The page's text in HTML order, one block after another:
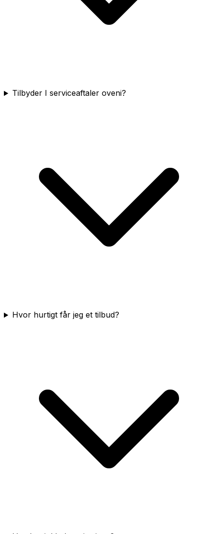
Tilbyder I serviceaftaler oveni?
Hvor hurtigt får jeg et tilbud?